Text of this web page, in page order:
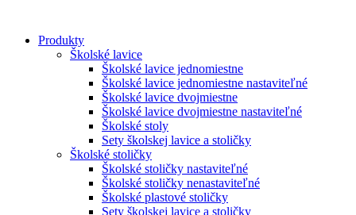
obsah
Produkty
Školské lavice
Školské lavice jednomiestne
Školské lavice jednomiestne nastaviteľné
Školské lavice dvojmiestne
Školské lavice dvojmiestne nastaviteľné
Školské stoly
Sety školskej lavice a stoličky
Školské stoličky
Školské stoličky nastaviteľné
Školské stoličky nenastaviteľné
Školské plastové stoličky
Sety školskej lavice a stoličky